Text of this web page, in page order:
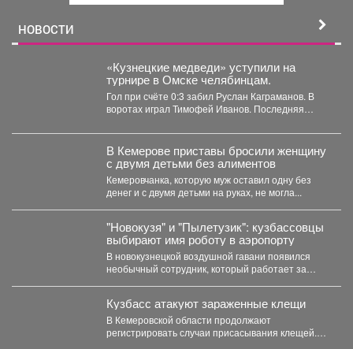
НОВОСТИ
«Кузнецкие медведи» уступили на
турнире в Омске челябинцам.
Гол при счёте 0:3 забил Руслан Каграманов. В
воротах играл Тимофей Иванов. Последняя
В Кемерове приставы бросили женщину
с двумя детьми без алиментов
Кемеровчанка, которую муж оставил одну без
денег и с двумя детьми на руках, не могла...
"Новокузя" и "Пылетузик": кузбассовцы
выбирают имя роботу в аэропорту
В новокузнецкой воздушной гавани появился
необычный сотрудник, который работает за
Кузбасс атакуют зараженные клещи
В Кемеровской области продолжают
регистрировать случаи присасывания клещей.